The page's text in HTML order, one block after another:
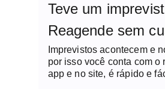
Teve um
Reagende sem
Imprevistos acontecem e
por isso você conta com o
app e no site, é rápido e